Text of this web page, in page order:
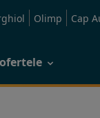
Olimp Cap